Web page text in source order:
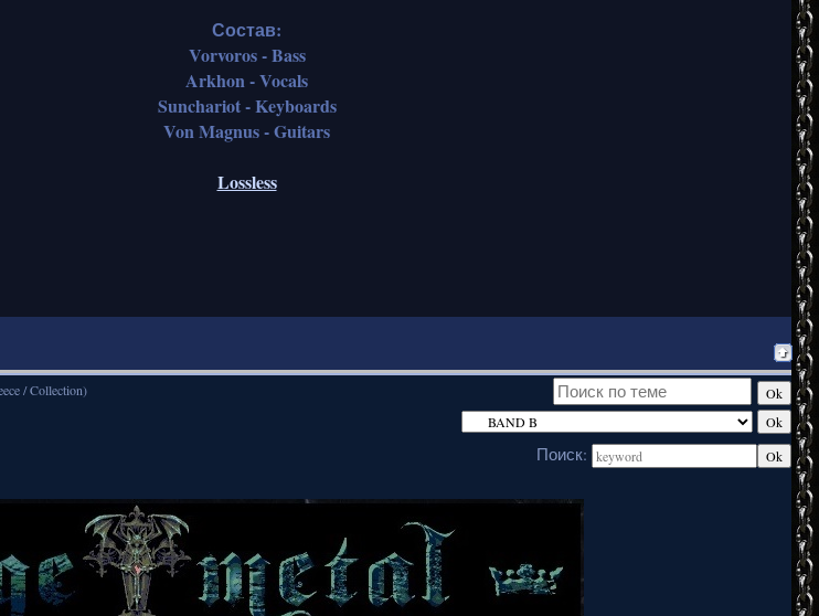
Состав:
Vorvoros - Bass
Arkhon - Vocals
Sunchariot - Keyboards
Von Magnus - Guitars
Lossless
/ Collection)
Поиск: